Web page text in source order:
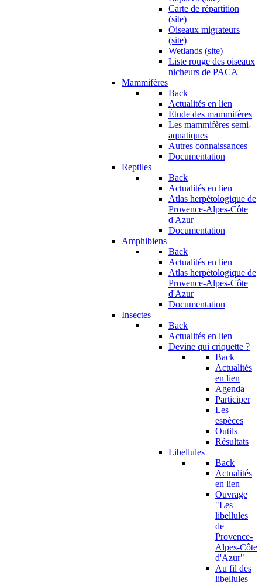
Carte de répartition
(site)
Oiseaux migrateurs
(site)
Wetlands (site)
Liste rouge des oiseaux
nicheurs de PACA
Mammifères
Back
Actualités en lien
Étude des mammifères
Les mammifères semi-
aquatiques
Autres connaissances
Documentation
Reptiles
Back
Actualités en lien
Atlas herpétologique de
Provence-Alpes-Côte
d'Azur
Documentation
Amphibiens
Back
Actualités en lien
Atlas herpétologique de
Provence-Alpes-Côte
d'Azur
Documentation
Insectes
Back
Actualités en lien
Devine qui criquette ?
Back
Actualités
en lien
Agenda
Participer
Les
espèces
Outils
Résultats
Libellules
Back
Actualités
en lien
Ouvrage
"Les
libellules
de
Provence-
Alpes-Côte
d'Azur"
Au fil des
libellules